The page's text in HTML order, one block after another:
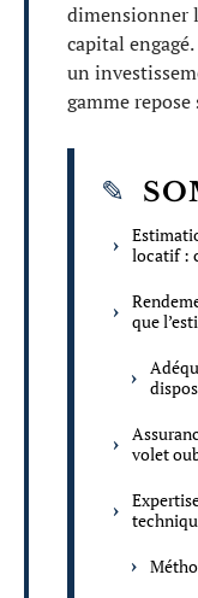
dimensionner
capital
un
gamme
locatif :
que
volet